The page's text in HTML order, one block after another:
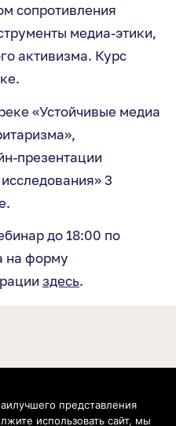
сопротивления
медиа-этики,
активизма. Курс
«Устойчивые медиа
презентации
3
до 18:00 по
на форму
здесь.
Postfach 20 09 37, 53139, Bonn, Germany.
Handelsregister: Amtsgericht
представления
использовать сайт, мы